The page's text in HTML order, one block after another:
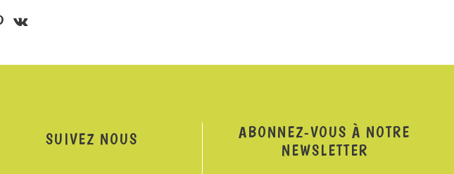
SUIVEZ NOUS
ABONNEZ-VOUS À NOTRE
NEWSLETTER